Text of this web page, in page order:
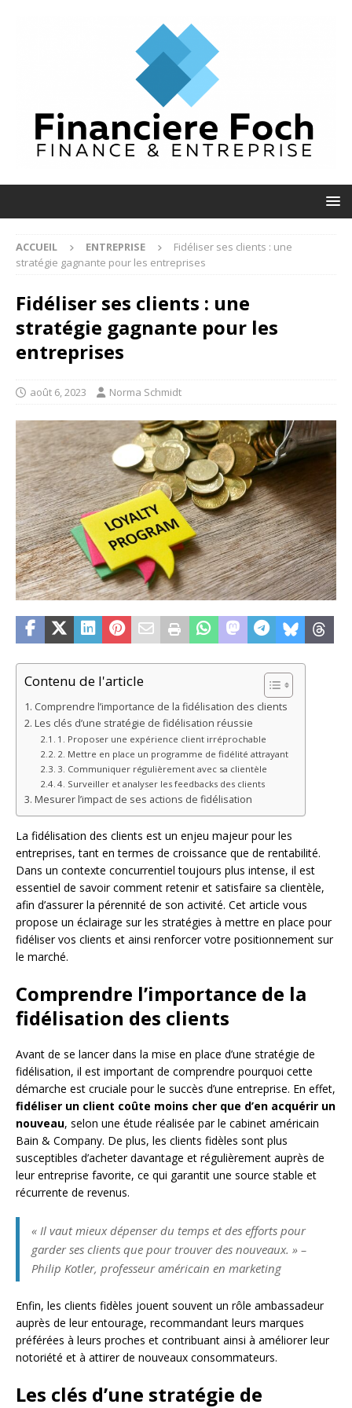
ACCUEIL ENTREPRISE
Fidéliser ses clients : une
stratégie gagnante pour les entreprises
Fidéliser ses clients : une
stratégie gagnante pour les
entreprises
août 6, 2023 Norma Schmidt
Contenu de l'article
Comprendre l’importance de la fidélisation des clients
Les clés d’une stratégie de fidélisation réussie
1. Proposer une expérience client irréprochable
2. Mettre en place un programme de fidélité attrayant
3. Communiquer régulièrement avec sa clientèle
4. Surveiller et analyser les feedbacks des clients
Mesurer l’impact de ses actions de fidélisation
La fidélisation des clients est un enjeu majeur pour les
entreprises, tant en termes de croissance que de rentabilité.
Dans un contexte concurrentiel toujours plus intense, il est
essentiel de savoir comment retenir et satisfaire sa clientèle,
afin d’assurer la pérennité de son activité. Cet article vous
propose un éclairage sur les stratégies à mettre en place pour
fidéliser vos clients et ainsi renforcer votre positionnement sur
le marché.
Comprendre l’importance de la
fidélisation des clients
Avant de se lancer dans la mise en place d’une stratégie de
fidélisation, il est important de comprendre pourquoi cette
démarche est cruciale pour le succès d’une entreprise. En effet,
fidéliser un client coûte moins cher que d’en acquérir un
nouveau, selon une étude réalisée par le cabinet américain
Bain & Company. De plus, les clients fidèles sont plus
susceptibles d’acheter davantage et régulièrement auprès de
leur entreprise favorite, ce qui garantit une source stable et
récurrente de revenus.
« Il vaut mieux dépenser du temps et des efforts pour
garder ses clients que pour trouver des nouveaux. » –
Philip Kotler, professeur américain en marketing
Enfin, les clients fidèles jouent souvent un rôle ambassadeur
auprès de leur entourage, recommandant leurs marques
préférées à leurs proches et contribuant ainsi à améliorer leur
notoriété et à attirer de nouveaux consommateurs.
Les clés d’une stratégie de